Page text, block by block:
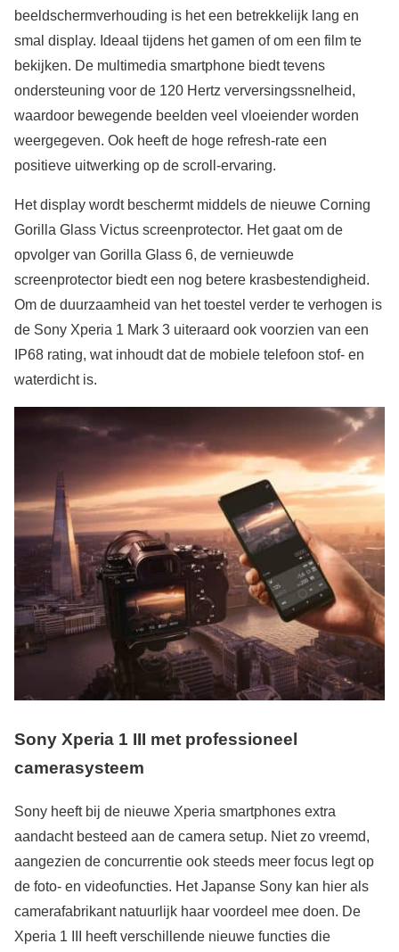
beeldschermverhouding is het een betrekkelijk lang en
smal display. Ideaal tijdens het gamen of om een film te
bekijken. De multimedia smartphone biedt tevens
ondersteuning voor de 120 Hertz verversingssnelheid,
waardoor bewegende beelden veel vloeiender worden
weergegeven. Ook heeft de hoge refresh-rate een
positieve uitwerking op de scroll-ervaring.
Het display wordt beschermt middels de nieuwe Corning
Gorilla Glass Victus screenprotector. Het gaat om de
opvolger van Gorilla Glass 6, de vernieuwde
screenprotector biedt een nog betere krasbestendigheid.
Om de duurzaamheid van het toestel verder te verhogen is
de Sony Xperia 1 Mark 3 uiteraard ook voorzien van een
IP68 rating, wat inhoudt dat de mobiele telefoon stof- en
waterdicht is.
Sony Xperia 1 III met professioneel
camerasysteem
Sony heeft bij de nieuwe Xperia smartphones extra
aandacht besteed aan de camera setup. Niet zo vreemd,
aangezien de concurrentie ook steeds meer focus legt op
de foto- en videofuncties. Het Japanse Sony kan hier als
camerafabrikant natuurlijk haar voordeel mee doen. De
Xperia 1 III heeft verschillende nieuwe functies die